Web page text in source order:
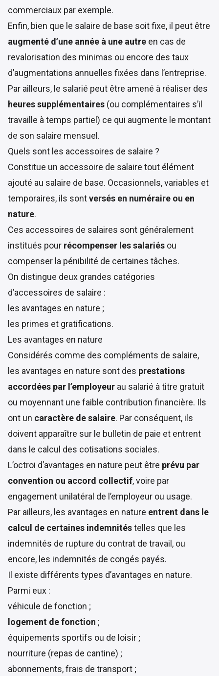
commerciaux par exemple.
Enfin, bien que le salaire de base soit fixe, il peut être
augmenté d’une année à une autre en cas de
revalorisation des minimas ou encore des taux
d’augmentations annuelles fixées dans l’entreprise.
Par ailleurs, le salarié peut être amené à réaliser des
heures supplémentaires (ou complémentaires s’il
travaille à temps partiel) ce qui augmente le montant
de son salaire mensuel.
Quels sont les accessoires de salaire ?
Constitue un accessoire de salaire tout élément
ajouté au salaire de base. Occasionnels, variables et
temporaires, ils sontversés en numéraire ou en
nature.
Ces accessoires de salaires sont généralement
institués pour récompenser les salariés ou
compenser la pénibilité de certaines tâches.
On distingue deux grandes catégories
d’accessoires de salaire :
les avantages en nature ;
les primes et gratifications.
Les avantages en nature
Considérés comme des compléments de salaire,
les avantages en nature sont des prestations
accordées par l’employeur au salarié à titre gratuit
ou moyennant une faible contribution financière. Ils
ont un caractère de salaire. Par conséquent, ils
doivent apparaître sur le bulletin de paie et entrent
dans le calcul des cotisations sociales.
L’octroi d’avantages en nature peut être prévu par
convention ou accord collectif, voire par
engagement unilatéral de l’employeur ou usage.
Par ailleurs, les avantages en nature entrent dans le
calcul de certaines indemnitéstelles que les
indemnités de rupture du contrat de travail, ou
encore, les indemnités de congés payés.
Il existe différents types d’avantages en nature.
Parmi eux :
véhicule de fonction ;
logement de fonction ;
équipements sportifs ou de loisir ;
nourriture (repas de cantine) ;
abonnements, frais de transport ;